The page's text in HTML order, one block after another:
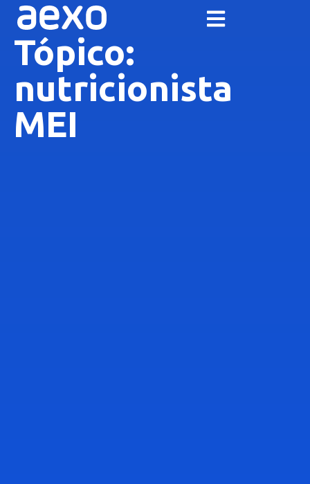
Tópico:
nutricionista
MEI